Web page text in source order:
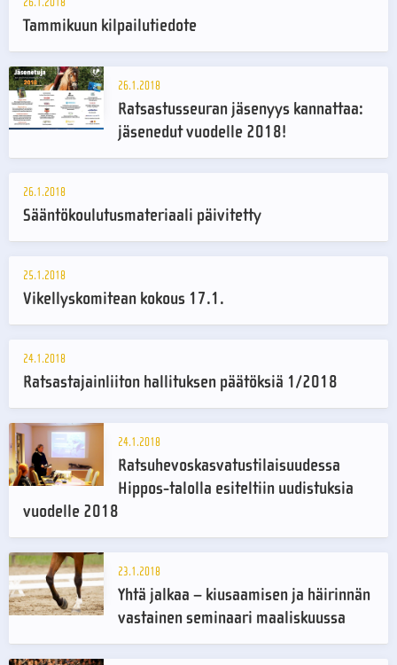
Tammikuun kilpailutiedote
26.1.2018
Ratsastusseuran jäsenyys kannattaa:
jäsenedut vuodelle 2018!
26.1.2018
Sääntökoulutusmateriaali päivitetty
25.1.2018
Vikellyskomitean kokous 17.1.
24.1.2018
Ratsastajainliiton hallituksen päätöksiä 1/2018
24.1.2018
Ratsuhevoskasvatustilaisuudessa
Hippos-talolla esiteltiin uudistuksia
vuodelle 2018
23.1.2018
Yhtä jalkaa – kiusaamisen ja häirinnän
vastainen seminaari maaliskuussa